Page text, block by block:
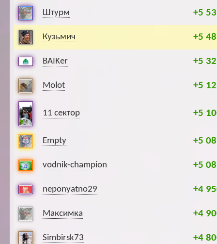
Штурм +5
Кузьмич +5
BAIKer +5
Molot +5
11 сектор +5
Empty +5
vodnik-champion +5
neponyatno29 +4
Максимка +4
Simbirsk73 +4